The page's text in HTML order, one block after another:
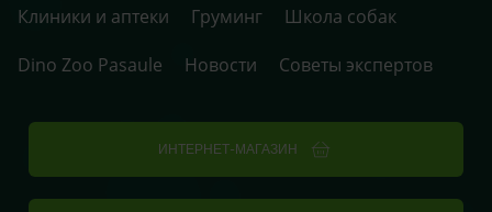
Клиники и аптеки Груминг
Школа собак
Dino Zoo Pasaule
Новости Советы экспертов
ИНТЕРНЕТ-МАГАЗИН